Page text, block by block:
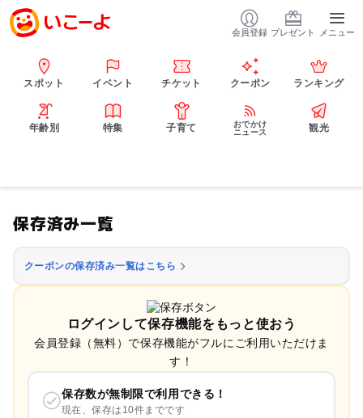
会員登録 プレゼント メニュー
スポット イベント チケット クーポン ランキング
年齢別 特集 子育て
おでかけ
ニュース
観光
保存済み一覧
クーポンの保存済み一覧はこちら
ログインして保存機能をもっと使おう
会員登録（無料）で保存機能がフルにご利用いただけま
す！
保存数が無制限で利用できる！
現在、保存は10件までです